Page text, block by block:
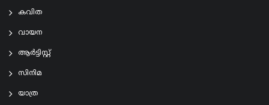
കവിത
വായന
ആര്‍ട്ടിസ്റ്റ്
സിനിമ
യാത്ര